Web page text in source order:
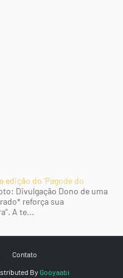
edição do 'Pagode do
Divulgação Dono de uma
reforça sua
A te...
Contato
By Gooyaabi